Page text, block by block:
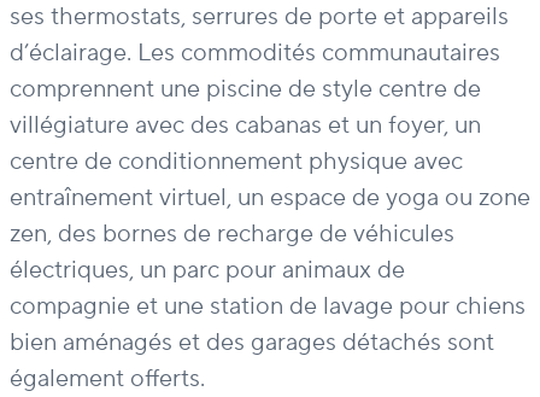
ses thermostats, serrures de porte et appareils
d’éclairage. Les commodités communautaires
comprennent une piscine de style centre de
villégiature avec des cabanas et un foyer, un
centre de conditionnement physique avec
entraînement virtuel, un espace de yoga ou zone
zen, des bornes de recharge de véhicules
électriques, un parc pour animaux de
compagnie et une station de lavage pour chiens
bien aménagés et des garages détachés sont
également offerts.